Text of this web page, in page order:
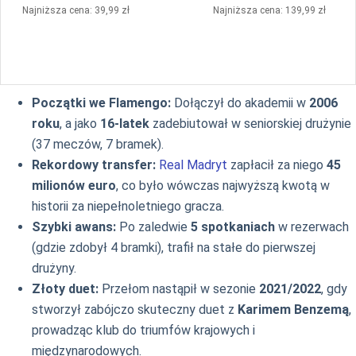
Najniższa cena: 39,99 zł Najniższa cena: 139,99 zł
Początki we Flamengo: Dołączył do akademii w 2006
roku, a jako 16-latek zadebiutował w seniorskiej drużynie
(37 meczów, 7 bramek).
Rekordowy transfer: Real Madryt zapłacił za niego 45
milionów euro, co było wówczas najwyższą kwotą w
historii za niepełnoletniego gracza.
Szybki awans: Po zaledwie 5 spotkaniach w rezerwach
(gdzie zdobył 4 bramki), trafił na stałe do pierwszej
drużyny.
Złoty duet: Przełom nastąpił w sezonie 2021/2022, gdy
stworzył zabójczo skuteczny duet z Karimem Benzemą,
prowadząc klub do triumfów krajowych i
międzynarodowych.